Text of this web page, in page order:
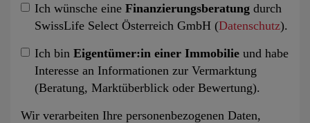
Ich wünsche eine Finanzierungsberatung durch
SwissLife Select Österreich GmbH (Datenschutz).
Ich bin Eigentümer:in einer Immobilie und habe
Interesse an Informationen zur Vermarktung
(Beratung, Marktüberblick oder Bewertung).
Wir verarbeiten Ihre personenbezogenen Daten,